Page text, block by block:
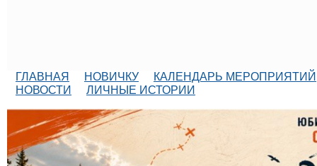
ГЛАВНАЯ НОВИЧКУ
КАЛЕНДАРЬ МЕРОПРИЯТИЙ
НОВОСТИ
ЛИЧНЫЕ ИСТОРИИ